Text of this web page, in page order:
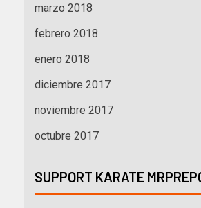
marzo 2018
febrero 2018
enero 2018
diciembre 2017
noviembre 2017
octubre 2017
SUPPORT KARATE